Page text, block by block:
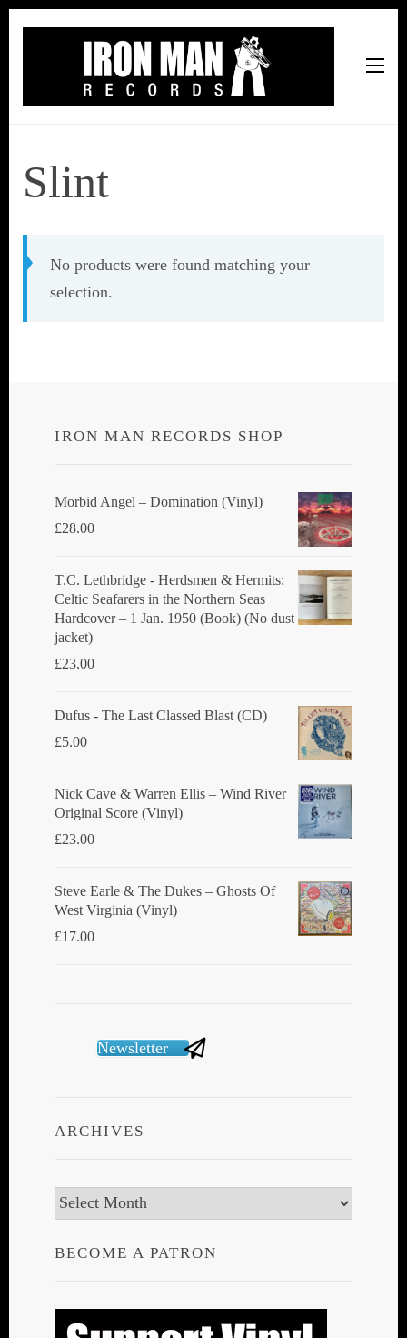
Slint
No products were found matching your
selection.
IRON MAN RECORDS SHOP
Morbid Angel ‎– Domination (Vinyl)
£28.00
T.C. Lethbridge - Herdsmen & Hermits:
Celtic Seafarers in the Northern Seas
Hardcover – 1 Jan. 1950 (Book) (No dust
jacket)
£23.00
Dufus - The Last Classed Blast (CD)
£5.00
Nick Cave & Warren Ellis ‎– Wind River
Original Score (Vinyl)
£23.00
Steve Earle & The Dukes ‎– Ghosts Of
West Virginia (Vinyl)
£17.00
Newsletter
ARCHIVES
Archives
BECOME A PATRON